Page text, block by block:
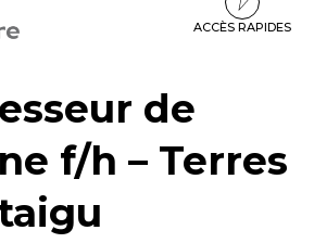
ACCÈS RAPIDES
de
f/h – Terres